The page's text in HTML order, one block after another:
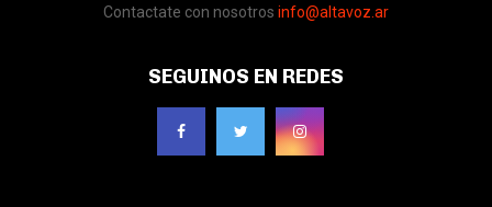
Contactate con nosotros info@altavoz.ar
SEGUINOS EN REDES